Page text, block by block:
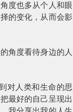
度也多从个人和眼
的变化，从而会影
角度看待身边的人
对人类和生命的思
最好的自己呈现出